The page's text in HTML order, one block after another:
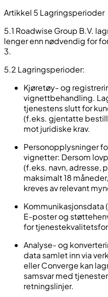
Artikkel 5 Lagringsperioder
5.1 Roadwise Group B.V.
lenger enn nødvendig for
3.
5.2 Lagringsperioder:
Kjøretøy- og
vignettbehandling.
tjenestens slutt for
(f.eks. gjentatte
mot juridiske krav.
Personopplysninger
vignetter: Dersom
(f.eks. navn, adresse,
maksimalt 18
kreves av relevant
E-poster og
for
Analyse- og
data samlet inn via
eller Converge kan
samsvar med
retningslinjer.